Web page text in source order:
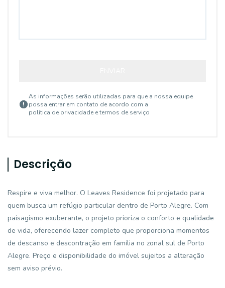
As informações serão utilizadas para que a nossa equipe
possa entrar em contato de acordo com a
política de privacidade e termos de serviço
Descrição
Respire e viva melhor. O Leaves Residence foi projetado para
quem busca um refúgio particular dentro de Porto Alegre. Com
paisagismo exuberante, o projeto prioriza o conforto e qualidade
de vida, oferecendo lazer completo que proporciona momentos
de descanso e descontração em família no zonal sul de Porto
Alegre. Preço e disponibilidade do imóvel sujeitos a alteração
sem aviso prévio.